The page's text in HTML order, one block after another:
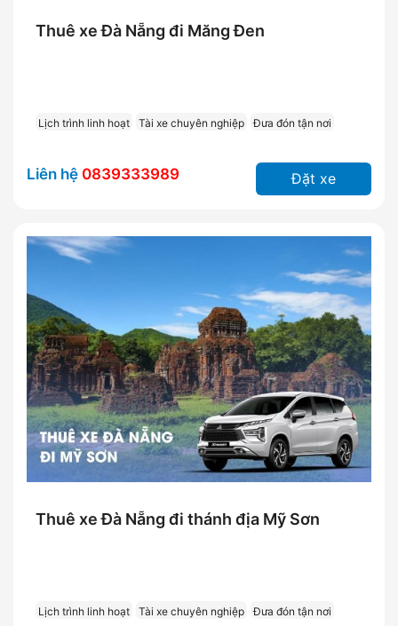
Thuê xe Đà Nẵng đi Măng Đen
Lịch trình linh hoạt Tài xe chuyên nghiệp Đưa đón tận nơi
Liên hệ 0839333989 Đặt xe
Thuê xe Đà Nẵng đi thánh địa Mỹ Sơn
Lịch trình linh hoạt Tài xe chuyên nghiệp Đưa đón tận nơi